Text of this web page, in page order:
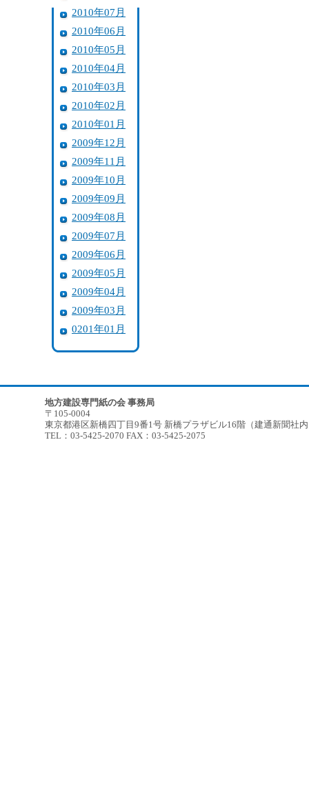
2010年07月
2010年06月
2010年05月
2010年04月
2010年03月
2010年02月
2010年01月
2009年12月
2009年11月
2009年10月
2009年09月
2009年08月
2009年07月
2009年06月
2009年05月
2009年04月
2009年03月
0201年01月
地方建設専門紙の会 事務局
〒105-0004
東京都港区新橋四丁目9番1号 新橋プラザビル16階（建通新聞社
TEL：03-5425-2070 FAX：03-5425-2075